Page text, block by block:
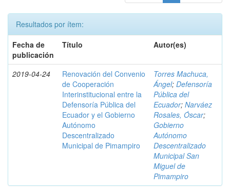
Resultados por ítem:
Fecha de
publicación
Título Autor(es)
2019-04-24
Renovación del Convenio
de Cooperación
Interinstitucional entre la
Defensoría Pública del
Ecuador y el Gobierno
Autónomo
Descentralizado
Municipal de Pimampiro
Torres Machuca,
Ángel; Defensoría
Pública del
Ecuador; Narváez
Rosales, Óscar;
Gobierno
Autónomo
Descentralizado
Municipal San
Miguel de
Pimampiro